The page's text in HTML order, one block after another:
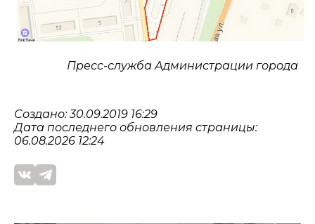
Пресс-служба Администрации города
Создано: 30.09.2019 16:29
Дата последнего обновления страницы:
06.08.2026 12:24